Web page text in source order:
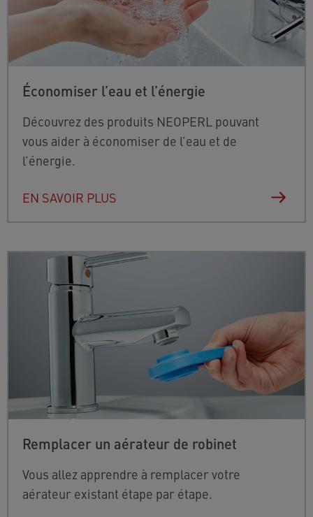
Économiser l’eau et l’énergie
Découvrez des produits NEOPERL pouvant
vous aider à économiser de l’eau et de
l’énergie.
EN SAVOIR PLUS
Remplacer un aérateur de robinet
Vous allez apprendre à remplacer votre
aérateur existant étape par étape.